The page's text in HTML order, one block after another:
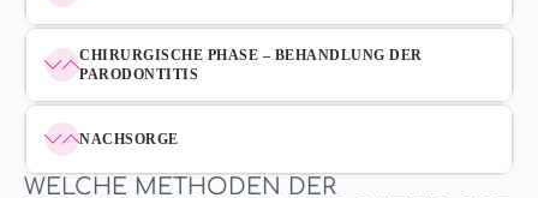
CHIRURGISCHE PHASE – BEHANDLUNG DER
PARODONTITIS
NACHSORGE
WELCHE METHODEN DER